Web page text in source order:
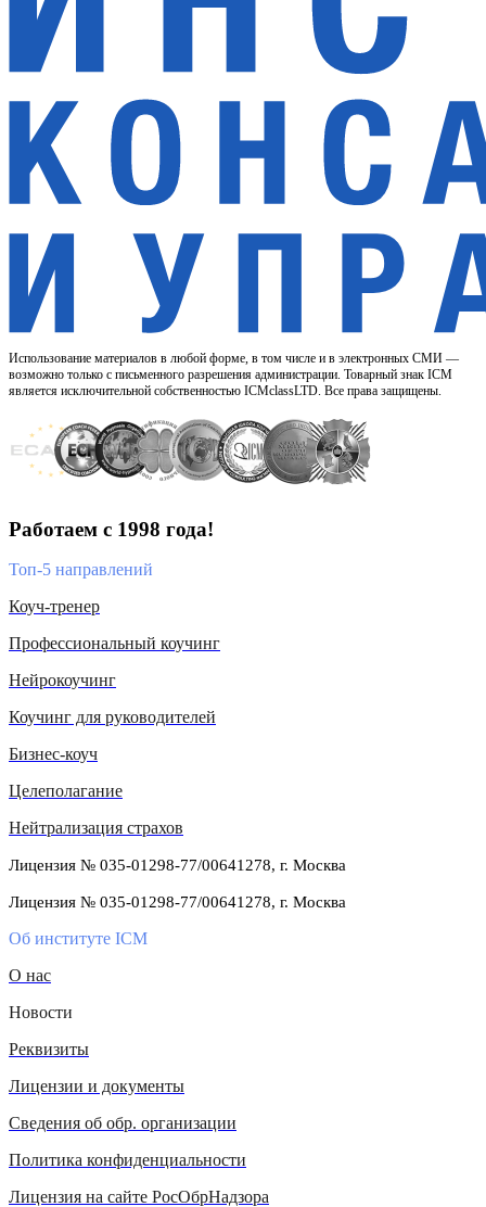
Использование материалов в любой форме, в том числе и в электронных СМИ —
возможно только с письменного разрешения администрации. Товарный знак ICM
является исключительной собственностью ICMclassLTD. Все права защищены.
Работаем с 1998 года!
Топ-5 направлений
Коуч-тренер
Профессиональный коучинг
Нейрокоучинг
Коучинг для руководителей
Бизнес-коуч
Целеполагание
Нейтрализация страхов
Лицензия № 035-01298-77/00641278, г. Москва
Лицензия № 035-01298-77/00641278, г. Москва
Об институте ICM
О нас
Новости
Реквизиты
Лицензии и документы
Сведения об обр. организации
Политика конфиденциальности
Лицензия на сайте РосОбрНадзора